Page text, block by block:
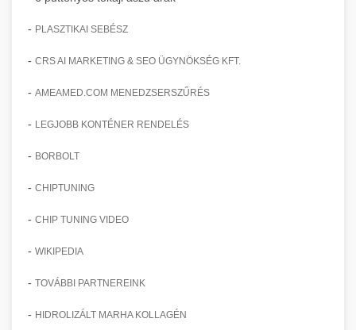
- PLASZTIKAI SEBÉSZ
- CRS AI MARKETING & SEO ÜGYNÖKSÉG KFT.
- AMEAMED.COM MENEDZSERSZŰRÉS
- LEGJOBB KONTÉNER RENDELÉS
- BORBOLT
- CHIPTUNING
- CHIP TUNING VIDEO
- WIKIPEDIA
- TOVÁBBI PARTNEREINK
- HIDROLIZÁLT MARHA KOLLAGÉN